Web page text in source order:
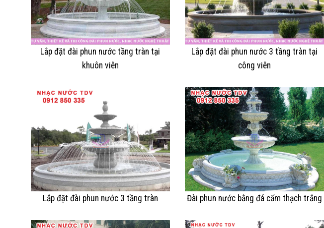
Lắp đặt đài phun nước tầng tràn tại
khuôn viên
Lắp đặt đài phun nước 3 tầng tràn tại
công viên
Lắp đặt đài phun nước 3 tầng tràn Đài phun nước bằng đá cẩm thạch trắng